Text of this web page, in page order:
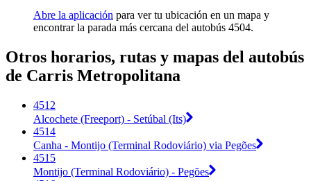
Abre la aplicación para ver tu ubicación en un mapa y
encontrar la parada más cercana del autobús 4504.
Otros horarios, rutas y mapas del autobús
de Carris Metropolitana
4512
Alcochete (Freeport) - Setúbal (Its)
4514
Canha - Montijo (Terminal Rodoviário) via Pegões
4515
Montijo (Terminal Rodoviário) - Pegões